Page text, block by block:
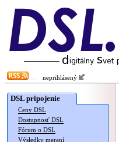
neprihlásený
DSL pripojenie
Ceny DSL
Dostupnosť DSL
Fórum o DSL
Výsledky meraní